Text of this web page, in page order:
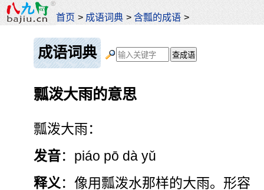
首页 > 成语词典 >含瓢的成语 >
成语词典
瓢泼大雨的意思
瓢泼大雨：
发音：piáo pō dà yǔ
释义 ：像用瓢泼水那样的大雨。形容